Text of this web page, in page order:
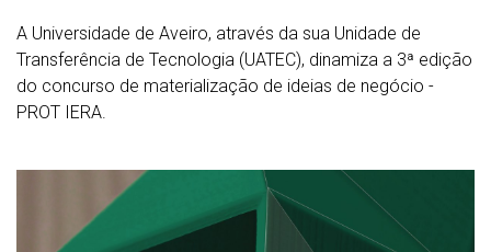
A Universidade de Aveiro, através da sua Unidade de
Transferência de Tecnologia (UATEC), dinamiza a 3ª edição
do concurso de materialização de ideias de negócio -
PROT IERA.